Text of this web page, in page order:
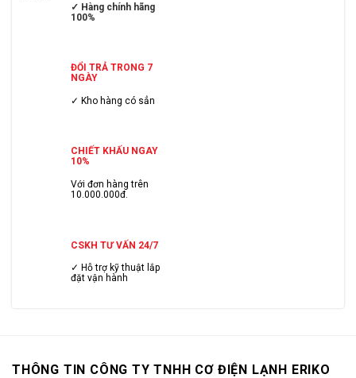
✓ Hàng chính hãng
100%
ĐỔI TRẢ TRONG 7
NGÀY
✓ Kho hàng có sẳn
CHIẾT KHẤU NGAY
10%
Với đơn hàng trên
10.000.000đ.
CSKH TƯ VẤN 24/7
✓ Hỗ trợ kỹ thuật lắp
đặt vận hành
THÔNG TIN CÔNG TY TNHH CƠ ĐIỆN LẠNH ERIKO